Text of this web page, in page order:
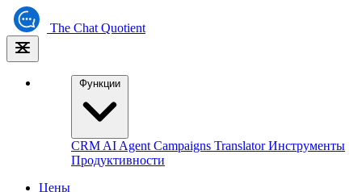
The Chat Quotient
Функции
CRM AI Agent Campaigns TranslatorИнструменты
Продуктивности
Цены